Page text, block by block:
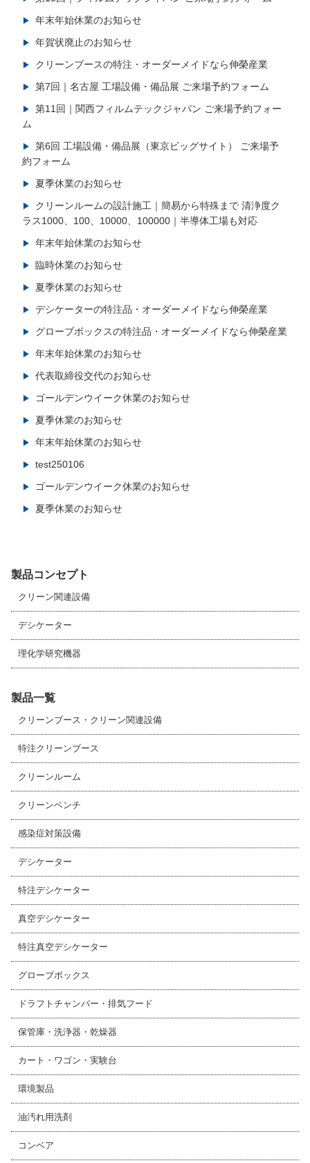
年末年始休業のお知らせ
年賀状廃止のお知らせ
クリーンブースの特注・オーダーメイドなら伸榮産業
第7回｜名古屋 工場設備・備品展 ご来場予約フォーム
第11回｜関西フィルムテックジャパン ご来場予約フォー
ム
第6回 工場設備・備品展（東京ビッグサイト） ご来場予
約フォーム
夏季休業のお知らせ
クリーンルームの設計施工｜簡易から特殊まで 清浄度ク
ラス1000、100、10000、100000｜半導体工場も対応
年末年始休業のお知らせ
臨時休業のお知らせ
夏季休業のお知らせ
デシケーターの特注品・オーダーメイドなら伸榮産業
グローブボックスの特注品・オーダーメイドなら伸榮産業
年末年始休業のお知らせ
代表取締役交代のお知らせ
ゴールデンウイーク休業のお知らせ
夏季休業のお知らせ
年末年始休業のお知らせ
test250106
ゴールデンウイーク休業のお知らせ
夏季休業のお知らせ
製品コンセプト
クリーン関連設備
デシケーター
理化学研究機器
製品一覧
クリーンブース・クリーン関連設備
特注クリーンブース
クリーンルーム
クリーンベンチ
感染症対策設備
デシケーター
特注デシケーター
真空デシケーター
特注真空デシケーター
グローブボックス
ドラフトチャンバー・排気フード
保管庫・洗浄器・乾燥器
カート・ワゴン・実験台
環境製品
油汚れ用洗剤
コンベア